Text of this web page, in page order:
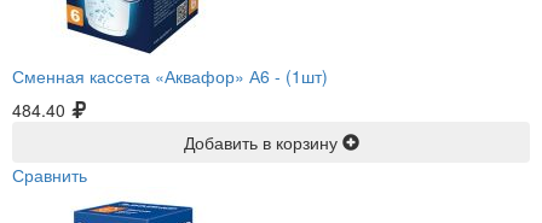
Сменная кассета «Аквафор» А6 - (1шт)
484.40
Добавить в корзину
Сравнить